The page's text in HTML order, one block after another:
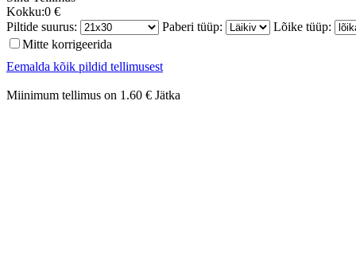
Kokku:0 €
Piltide suurus:
Paberi tüüp:
Lõike tüüp:
Mitte korrigeerida
Eemalda kõik pildid tellimusest
Miinimum tellimus on 1.60 € Jätka